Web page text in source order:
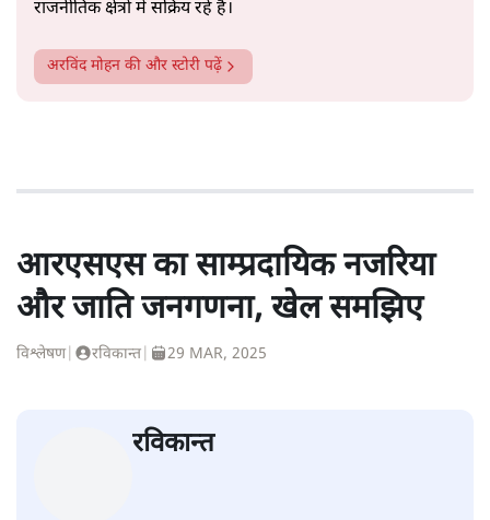
राजनीतिक क्षेत्रों में सक्रिय रहे हैं।
अरविंद मोहन की और स्टोरी पढ़ें
आरएसएस का साम्प्रदायिक नजरिया
और जाति जनगणना, खेल समझिए
विश्लेषण| रविकान्त 29 MAR, 2025